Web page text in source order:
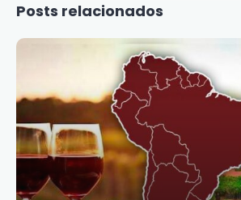
Posts relacionados